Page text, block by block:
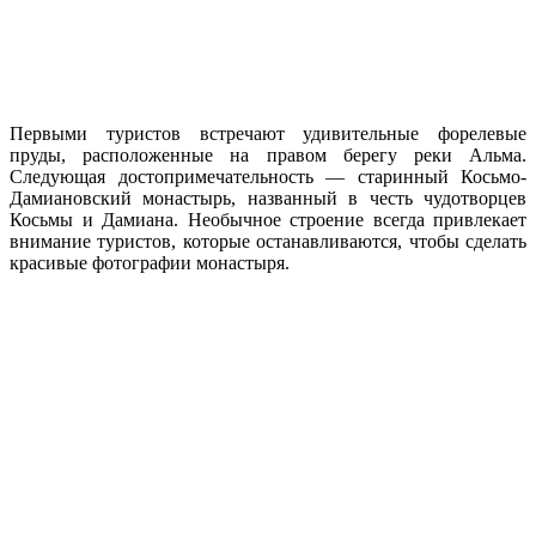
Первыми туристов встречают удивительные форелевые
пруды, расположенные на правом берегу реки Альма.
Следующая достопримечательность — старинный Косьмо-
Дамиановский монастырь, названный в честь чудотворцев
Косьмы и Дамиана. Необычное строение всегда привлекает
внимание туристов, которые останавливаются, чтобы сделать
красивые фотографии монастыря.